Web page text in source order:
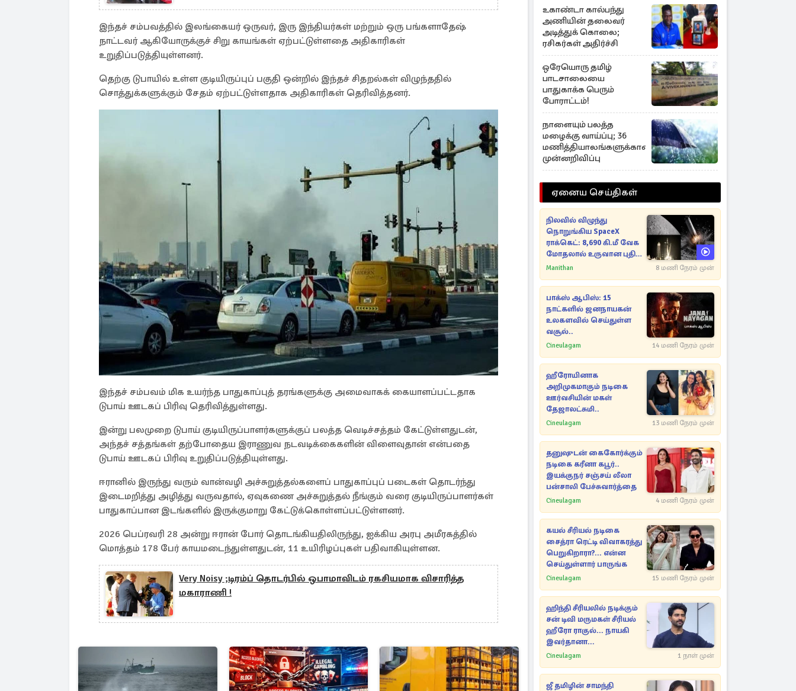
இந்தச் சம்பவத்தில் இலங்கையர் ஒருவர், இரு இந்தியர்கள் மற்றும் ஒரு பங்களாதேஷ்
நாட்டவர் ஆகியோருக்குச் சிறு காயங்கள் ஏற்பட்டுள்ளதை அதிகாரிகள்
உறுதிப்படுத்தியுள்ளனர்.
தெற்கு டுபாயில் உள்ள குடியிருப்புப் பகுதி ஒன்றில் இந்தச் சிதறல்கள் விழுந்ததில்
சொத்துக்களுக்கும் சேதம் ஏற்பட்டுள்ளதாக அதிகாரிகள் தெரிவித்தனர்.
இந்தச் சம்பவம் மிக உயர்ந்த பாதுகாப்புத் தரங்களுக்கு அமைவாகக் கையாளப்பட்டதாக
டுபாய் ஊடகப் பிரிவு தெரிவித்துள்ளது.
இன்று பலமுறை டுபாய் குடியிருப்பாளர்களுக்குப் பலத்த வெடிச்சத்தம் கேட்டுள்ளதுடன்,
அந்தச் சத்தங்கள் தற்போதைய இராணுவ நடவடிக்கைகளின் விளைவுதான் என்பதை
டுபாய் ஊடகப் பிரிவு உறுதிப்படுத்தியுள்ளது.
ஈரானில் இருந்து வரும் வான்வழி அச்சுறுத்தல்களைப் பாதுகாப்புப் படைகள் தொடர்ந்து
இடைமறித்து அழித்து வருவதால், ஏவுகணை அச்சுறுத்தல் நீங்கும் வரை குடியிருப்பாளர்கள்
பாதுகாப்பான இடங்களில் இருக்குமாறு கேட்டுக்கொள்ளப்பட்டுள்ளனர்.
2026 பெப்ரவரி 28 அன்று ஈரான் போர் தொடங்கியதிலிருந்து, ஐக்கிய அரபு அமீரகத்தில்
மொத்தம் 178 பேர் காயமடைந்துள்ளதுடன், 11 உயிரிழப்புகள் பதிவாகியுள்ளன.
Very Noisy ;டிரம்ப் தொடர்பில் ஒபாமாவிடம் ரகசியமாக விசாரித்த
மகாராணி !
உகாண்டா கால்பந்து
அணியின் தலைவர்
அடித்துக் கொலை;
ரசிகர்கள் அதிர்ச்சி
ஒரேயொரு தமிழ்
பாடசாலையை
பாதுகாக்க பெரும்
போராட்டம்!
நாளையும் பலத்த
மழைக்கு வாய்ப்பு; 36
மணித்தியாலங்களுக்கான
முன்னறிவிப்பு
ஏனைய செய்திகள்
நிலவில் விழுந்து
நொறுங்கிய SpaceX
ராக்கெட்: 8,690 கி.மீ வேக
மோதலால் உருவான புதிய
பள்ளம்!
Manithan 8 மணி நேரம் முன்
பாக்ஸ் ஆபிஸ்: 15
நாட்களில் ஜனநாயகன்
உலகளவில் செய்துள்ள
வசூல்..
Cineulagam 14 மணி நேரம் முன்
ஹீரோயினாக
அறிமுகமாகும் நடிகை
ஊர்வசியின் மகள்
தேஜாலட்சுமி..
Cineulagam 13 மணி நேரம் முன்
தனுஷுடன் கைகோர்க்கும்
நடிகை கரீனா கபூர்..
இயக்குநர் சஞ்சய் லீலா
பன்சாலி பேச்சுவார்த்தை
Cineulagam 4 மணி நேரம் முன்
கயல் சீரியல் நடிகை
சைத்ரா ரெட்டி விவாகரத்து
பெறுகிறாரா?... என்ன
செய்துள்ளார் பாருங்க
Cineulagam 15 மணி நேரம் முன்
ஹிந்தி சீரியலில் நடிக்கும்
சன் டிவி மருமகள் சீரியல்
ஹீரோ ராகுல்... நாயகி
இவர்தானா...
Cineulagam 1 நாள் முன்
ஜீ தமிழின் சாமந்தி